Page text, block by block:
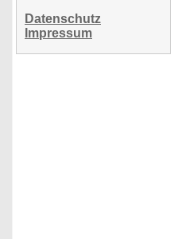
Datenschutz
Impressum